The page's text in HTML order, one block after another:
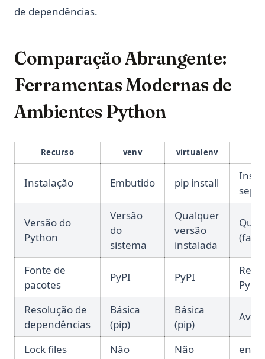
de dependências.
Comparação Abrangente:
Ferramentas Modernas de
Ambientes Python
Recurso venv virtualenv
Instalação Embutido pip install
Versão do
Python
Versão
do
sistema
Qualquer
versão
instalada
(faz
Fonte de
pacotes
PyPI PyPI
PyPI
Resolução de
dependências
Básica
(pip)
Básica
(pip)
Lock files Não Não